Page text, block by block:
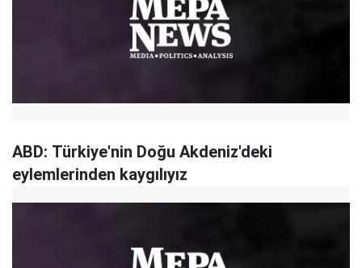
ABD: Türkiye'nin Doğu Akdeniz'deki
eylemlerinden kaygılıyız